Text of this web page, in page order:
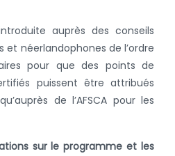
auprès des conseils
néerlandophones de l’ordre
pour que des points de
puissent être attribués
de l’AFSCA pour les
sur le programme et les